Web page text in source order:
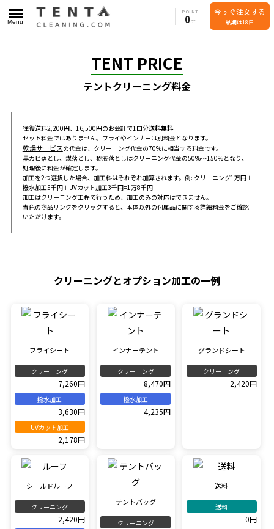
POINT
0
今すぐ注文する
納期は18日
Menu
TENT PRICE
テントクリーニング料金
往復送料2,200円、16,500円のお会計で1口分送料無料
セット料金ではありません。フライやインナーは別料金となります。
乾燥サービスの代金は、クリーニング代金の70%に相当する料金です。
黒カビ落とし、煤落とし、樹液落としはクリーニング代金の50%～150%となり、
処理後に料金が確定します。
加工を2つ選択した場合、加工料はそれぞれ加算されます。例: クリーニング1万円＋
撥水加工5千円＋UVカット加工3千円=1万8千円
加工はクリーニング工程で行うため、加工のみの対応はできません。
青色の商品リンクをクリックすると、本体以外の付属品に関する詳細料金をご確認
いただけます。
クリーニングとオプション加工の一例
フライシート
クリーニング
7,260円
撥水加工
3,630円
UVカット加工
2,178円
インナーテント
クリーニング
8,470円
撥水加工
4,235円
グランドシート
クリーニング
2,420円
シールドルーフ
クリーニング
2,420円
テントバッグ
クリーニング
送料
送料
0円